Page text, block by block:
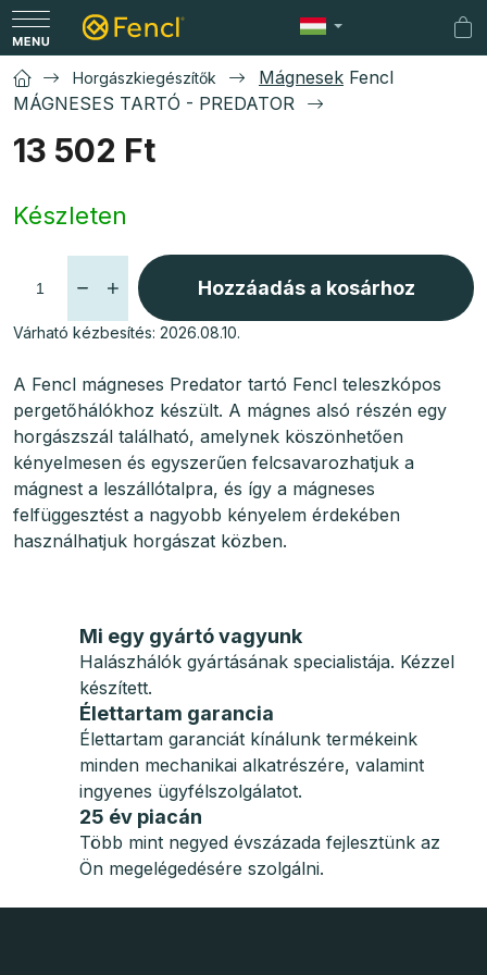
Ugrás
tartalomhoz
Horgászkiegészítők Mágnesek Fencl
MÁGNESES TARTÓ - PREDATOR
13 502 Ft
Készleten
Várható kézbesítés: 2026.08.10.
Hozzáadás a kosárhoz
A Fencl mágneses Predator tartó Fencl teleszkópos
pergetőhálókhoz készült. A mágnes alsó részén egy
horgászszál található, amelynek köszönhetően
kényelmesen és egyszerűen felcsavarozhatjuk a
mágnest a leszállótalpra, és így a mágneses
felfüggesztést a nagyobb kényelem érdekében
használhatjuk horgászat közben.
Mi egy gyártó vagyunk
Halászhálók gyártásának specialistája. Kézzel
készített.
Élettartam garancia
Élettartam garanciát kínálunk termékeink
minden mechanikai alkatrészére, valamint
ingyenes ügyfélszolgálatot.
25 év piacán
Több mint negyed évszázada fejlesztünk az
Ön megelégedésére szolgálni.